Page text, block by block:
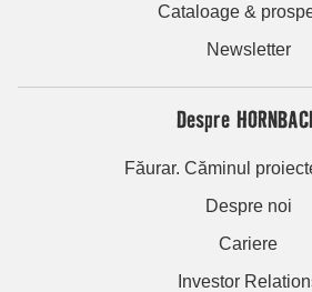
Cataloage &
Newsletter
Despre
Făurar. Căminul
Despre noi
Cariere
Investor